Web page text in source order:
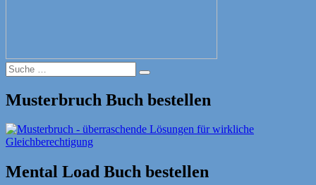
Suche
nach:
Suche
Musterbruch Buch bestellen
Mental Load Buch bestellen